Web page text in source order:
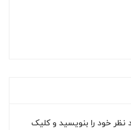
خود را بنویسید و کلیک